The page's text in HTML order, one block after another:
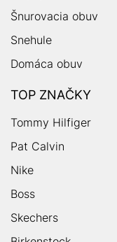
Šnurovacia obuv
Snehule
Domáca obuv
TOP ZNAČKY
Tommy Hilfiger
Pat Calvin
Nike
Boss
Skechers